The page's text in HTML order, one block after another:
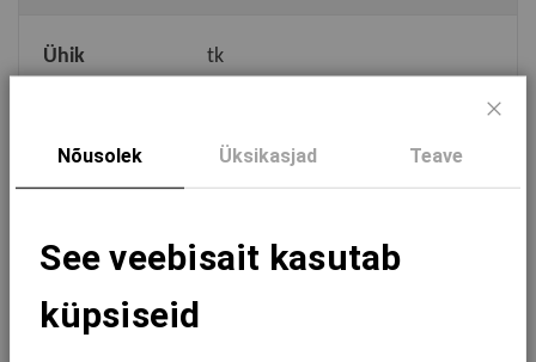
Ühik
tk
8014140486008
Tarneaeg
5+2 NÄDALAT
Värv
Valge
Pikkus
Nõusolek
See veebisait kasutab
küpsiseid
Üksikasjad Teave